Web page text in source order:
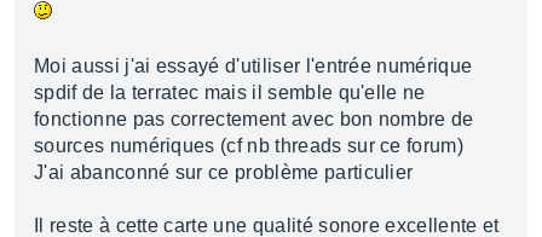
Moi aussi j'ai essayé d'utiliser l'entrée numérique
spdif de la terratec mais il semble qu'elle ne
fonctionne pas correctement avec bon nombre de
sources numériques (cf nb threads sur ce forum)
J'ai abanconné sur ce problème particulier
Il reste à cette carte une qualité sonore excellente et